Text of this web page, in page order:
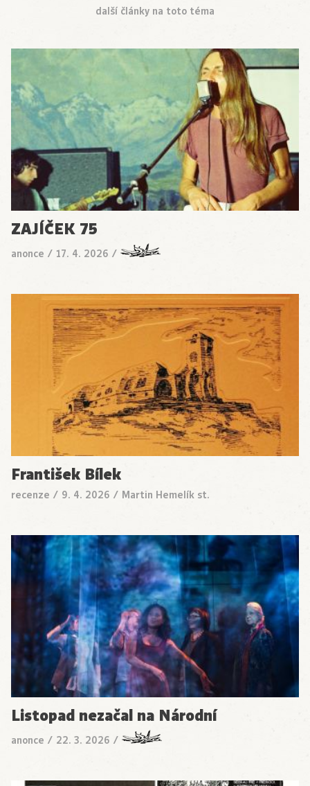
další články na toto téma
ZAJÍČEK 75
anonce / 17. 4. 2026 /
František Bílek
recenze / 9. 4. 2026 / Martin Hemelík st.
Listopad nezačal na Národní
anonce / 22. 3. 2026 /